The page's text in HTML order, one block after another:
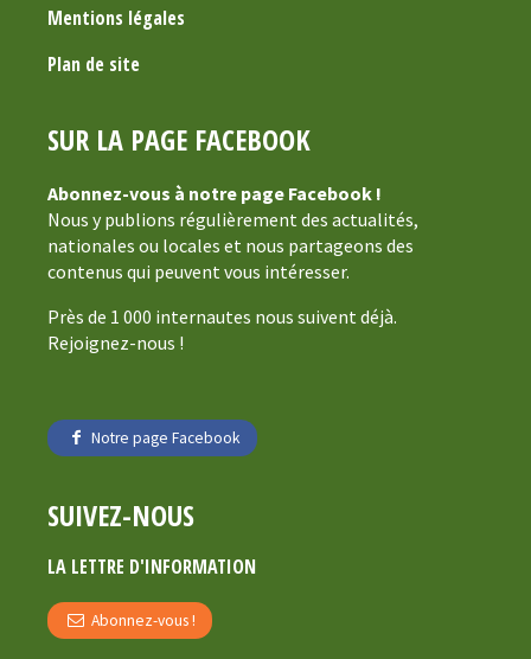
Mentions légales
Plan de site
SUR LA PAGE FACEBOOK
Abonnez-vous à notre page Facebook !
Nous y publions régulièrement des actualités,
nationales ou locales et nous partageons des
contenus qui peuvent vous intéresser.
Près de 1 000 internautes nous suivent déjà.
Rejoignez-nous !
Notre page Facebook
SUIVEZ-NOUS
LA LETTRE D'INFORMATION
Abonnez-vous !